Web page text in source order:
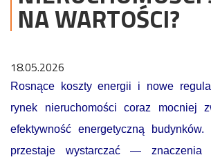
NA WARTOŚCI?
18.05.2026
Rosnące koszty energii i nowe
rynek nieruchomości coraz mocniej
efektywność energetyczną
przestaje wystarczać — znaczenia